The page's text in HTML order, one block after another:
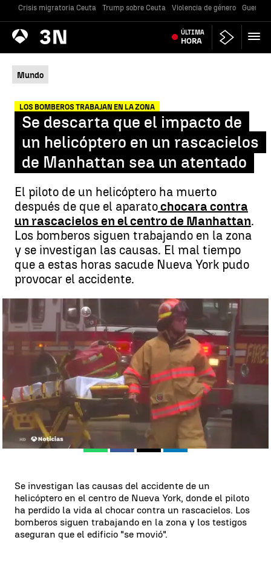
Crisis migratoria Ceuta Trump sobre Ceuta Violencia de género Guerra
Antena
3 Noticias ÚLTIMA
HORA
Mundo
LOS BOMBEROS TRABAJAN EN LA ZONA
Se descarta que el impacto de
un helicóptero en un rascacielos
de Manhattan sea un atentado
El piloto de un helicóptero ha muerto
después de que el aparatochocara contra
un rascacielos en el centro de Manhattan.
Los bomberos siguen trabajando en la zona
y se investigan las causas. El mal tiempo
que a estas horas sacude Nueva York pudo
provocar el accidente.
Se descarta que el impacto de un helicóptero en un rascacielos de
Manhattan sea un atentado |
Antena 3 Noticias
Publicado: 10 de junio de 2019, 21:29
Linkedin
Se investigan las causas del accidente de un
helicóptero en el centro de Nueva York, donde el piloto
ha perdido la vida al chocar contra un rascacielos. Los
bomberos siguen trabajando en la zona y los testigos
aseguran que el edificio "se movió".